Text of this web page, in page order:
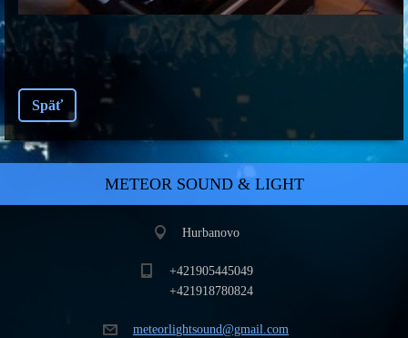
Späť
METEOR SOUND & LIGHT
Hurbanovo
+421905445049
+421918780824
meteorlightsound@gmail.com